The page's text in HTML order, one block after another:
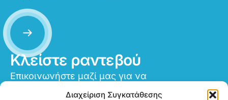
Διαχείριση Συγκατάθεσης
Κλείστε ραντεβού
Επικοινωνήστε μαζί μας για να
προγραμματίσετε το ραντεβού σας